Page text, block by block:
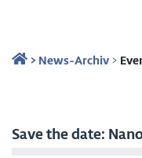
>News-Archiv>
Save the date: